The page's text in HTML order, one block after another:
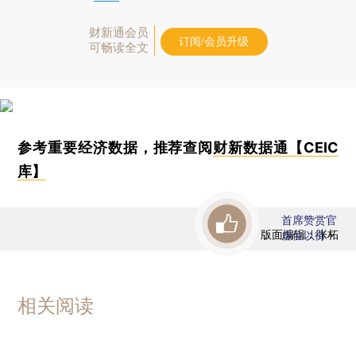
财新通会员
可畅读全文
订阅/会员升级
参考重要经济数据，推荐查阅 财新数据通【CEIC
库】
版面编辑：张柘
首席赞赏官
虚位以待
相关阅读